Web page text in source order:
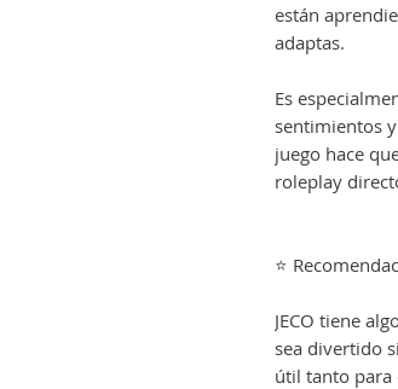
están
adaptas.
Es
sentimientos
juego hace
roleplay
⭐
JECO tiene
sea divertido
útil tanto para